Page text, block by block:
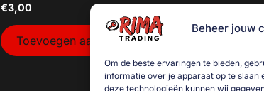
Beheer jouw
Om de beste ervaringen te bieden,
informatie over je apparaat op te slaan
deze technologieën kunnen wij
€3,00
Toevoegen aan winkelwagen
€6,00